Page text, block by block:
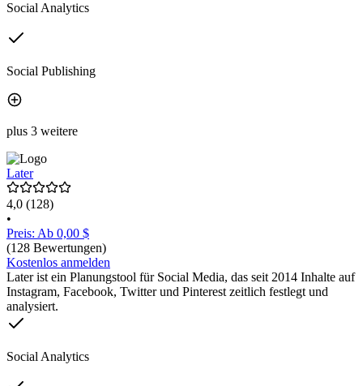
Social Analytics
Social Publishing
plus 3 weitere
Later
4,0 (128)
•
Preis: Ab 0,00 $
(128 Bewertungen)
Kostenlos anmelden
Later ist ein Planungstool für Social Media, das seit 2014 Inhalte auf
Instagram, Facebook, Twitter und Pinterest zeitlich festlegt und
analysiert.
Social Analytics